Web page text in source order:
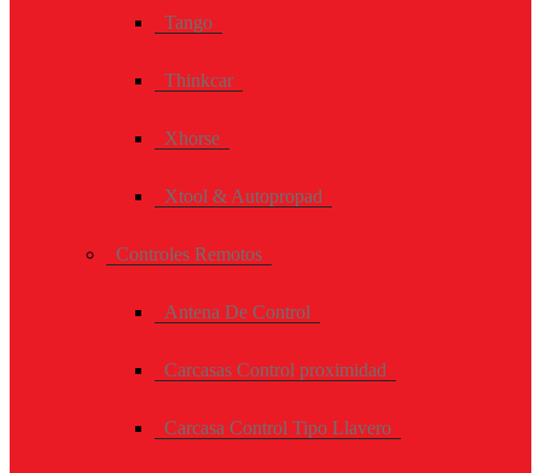
Tango
Thinkcar
Xhorse
Xtool & Autopropad
Controles Remotos
Antena De Control
Carcasas Control proximidad
Carcasa Control Tipo Llavero